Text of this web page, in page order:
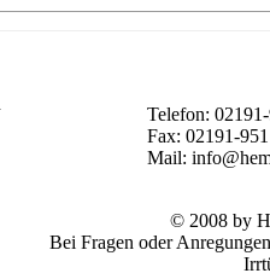
Telefon:
Fax: 02191-
Mail:
© 2008 by
Bei Fragen oder